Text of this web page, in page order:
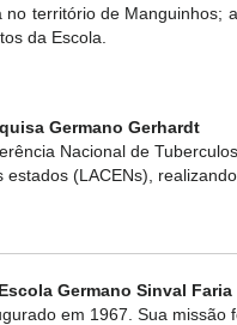
território de
da Escola.
Germano Gerhardt
Nacional de
estados (LACENs),
Germano Sinval Faria
em 1967. Sua